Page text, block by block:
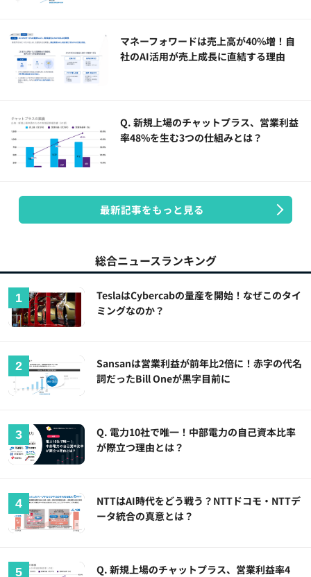
マネーフォワードは売上高が40%増！自
社のAI活用が売上成長に直結する理由
Q. 新規上場のチャットプラス、営業利益
率48%を生む3つの仕組みとは？
最新記事をもっと見る
総合ニュースランキング
TeslaはCybercabの量産を開始！なぜこのタイ
ミングなのか？
Sansanは営業利益が前年比2倍に！赤字の代名
詞だったBill Oneが黒字目前に
Q. 電力10社で唯一！中部電力の自己資本比率
が際立つ理由とは？
NTTはAI時代をどう戦う？NTTドコモ・NTTデ
ータ統合の真意とは？
Q. 新規上場のチャットプラス、営業利益率4